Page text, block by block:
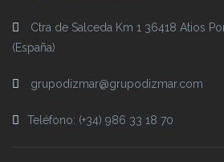
Ctra de Salceda Km 1 36418 Atios
(España)
grupodizmar@grupodizmar.com
Teléfono: (+34) 986 33 18 70